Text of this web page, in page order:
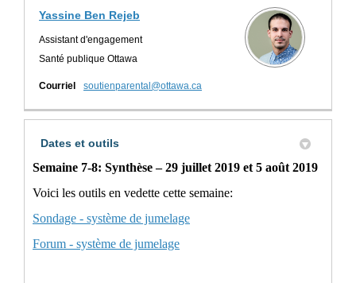
Yassine Ben Rejeb
Assistant d'engagement
Santé publique Ottawa
Courriel soutienparental@ottawa.ca
Dates et outils
Semaine 7-8: Synthèse – 29 juillet 2019 et 5 août 2019
Voici les outils en vedette cette semaine:
Sondage - système de jumelage
Forum - système de jumelage